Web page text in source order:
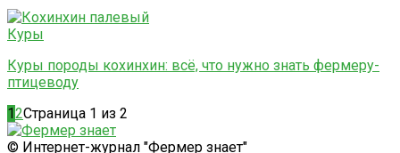
Куры
Куры породы кохинхин: всё, что нужно знать фермеру-
птицеводу
12Страница 1 из 2
© Интернет-журнал "Фермер знает"